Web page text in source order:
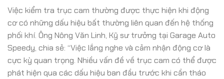
Việc kiểm tra trục cam thường được thực hiện khi động
cơ có những dấu hiệu bất thường liên quan đến hệ thống
phối khí. Ông Nông Văn Linh, Kỹ sư trưởng tại Garage Auto
Speedy, chia sẻ: “Việc lắng nghe và cảm nhận động cơ là
cực kỳ quan trọng. Nhiều vấn đề về trục cam có thể được
phát hiện qua các dấu hiệu ban đầu trước khi cần tháo